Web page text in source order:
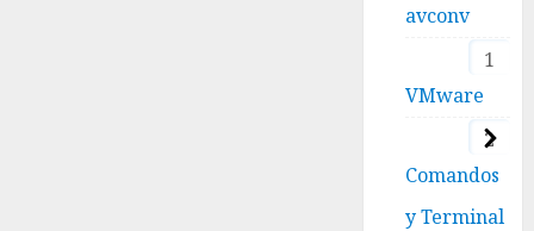
avconv
1
VMware
2
Comandos
y Terminal